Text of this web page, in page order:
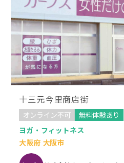
十三元今里商店街
オンライン不可
無料体験あり
ヨガ・フィットネス
大阪府 大阪市